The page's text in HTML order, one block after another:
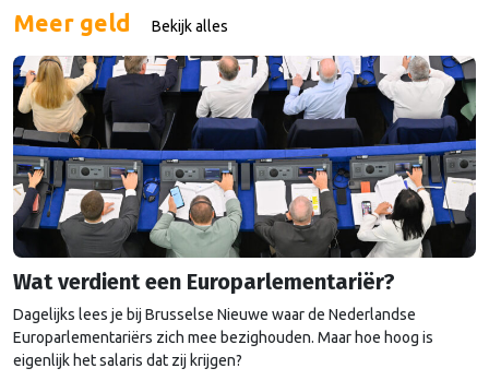
Meer geld Bekijk alles
Wat verdient een Europarlementariër?
Dagelijks lees je bij Brusselse Nieuwe waar de Nederlandse
Europarlementariërs zich mee bezighouden. Maar hoe hoog is
eigenlijk het salaris dat zij krijgen?